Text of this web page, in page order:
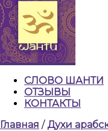
СЛОВО ШАНТИ
ОТЗЫВЫ
КОНТАКТЫ
КНОПКА
Главная /Духи